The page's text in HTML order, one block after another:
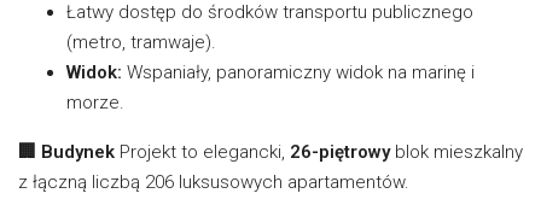
Łatwy dostęp do środków transportu publicznego
(metro, tramwaje).
Widok: Wspaniały, panoramiczny widok na marinę i
morze.
🏢 Budynek Projekt to elegancki, 26-piętrowyblok mieszkalny
z łączną liczbą 206 luksusowych apartamentów.